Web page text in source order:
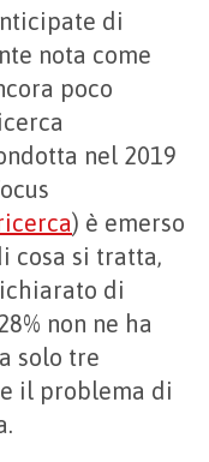
di
nota come
poco
nel 2019
) è emerso
cosa si tratta,
di
non ne ha
solo tre
il problema di